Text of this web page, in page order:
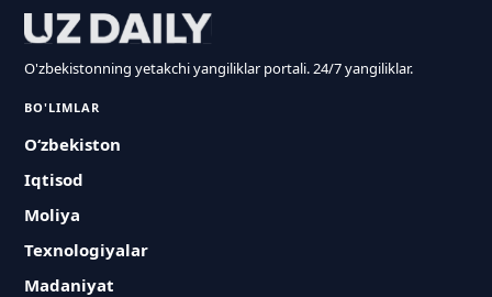
O'zbekistonning yetakchi yangiliklar portali. 24/7 yangiliklar.
BO'LIMLAR
O‘zbekiston
Iqtisod
Moliya
Texnologiyalar
Madaniyat